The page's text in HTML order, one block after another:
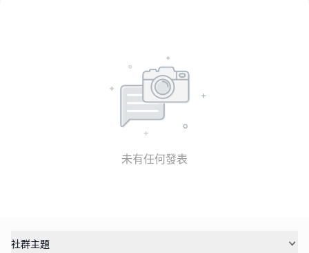
未有任何發表
社群主題